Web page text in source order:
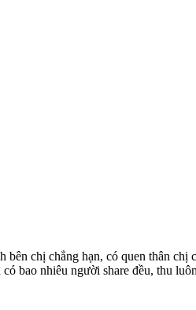
chị chẳng hạn, có quen thân
bao nhiêu người share đều, thu